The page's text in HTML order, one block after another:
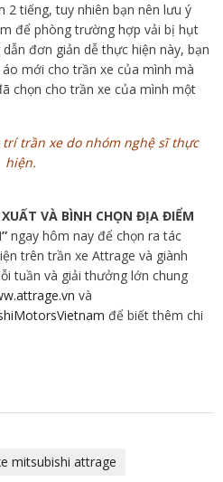
2 tiếng, tuy nhiên bạn nên lưu ý
để phòng trường hợp vải bị hụt
đơn giản dễ thực hiện này, bạn
mới cho trần xe của mình mà
chọn cho trần xe của mình một
trần xe do nhóm nghệ sĩ thực
hiện.
XUẤT VÀ BÌNH CHỌN ĐỊA ĐIỂM
ngay hôm nay để chọn ra tác
trên trần xe Attrage và giành
tuần và giải thưởng lớn chung
và
để biết thêm chi
mitsubishi attrage